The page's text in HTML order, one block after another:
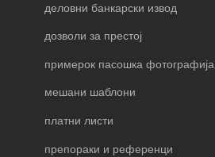
деловни банкарски извод
дозволи за престој
примерок пасошка фотографија
мешани шаблони
платни листи
препораки и референци